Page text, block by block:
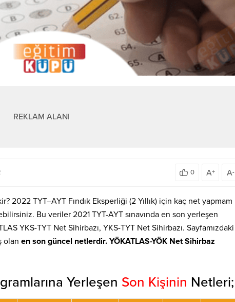
REKLAM ALANI
0 A+ A-
2022 TYT–AYT Fındık Eksperliği (2 Yıllık) için kaç net yapmam
Bu veriler 2021 TYT-AYT sınavında en son yerleşen
YKS-TYT Net Sihirbazı, YKS-TYT Net Sihirbazı. Sayfamızdaki
olan en son güncel netlerdir. YÖKATLAS-YÖK Net Sihirbaz
Yerleşen Son Kişinin Netleri;